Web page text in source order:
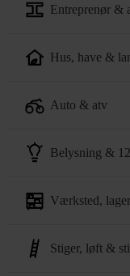
entreprenør &
hus, have &
auto & atv
belysning &
værksted,
stiger, løft &